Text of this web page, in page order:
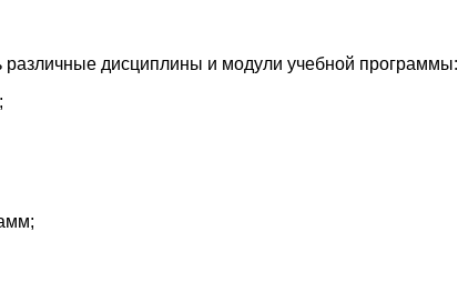
дисциплины и модули учебной программы: